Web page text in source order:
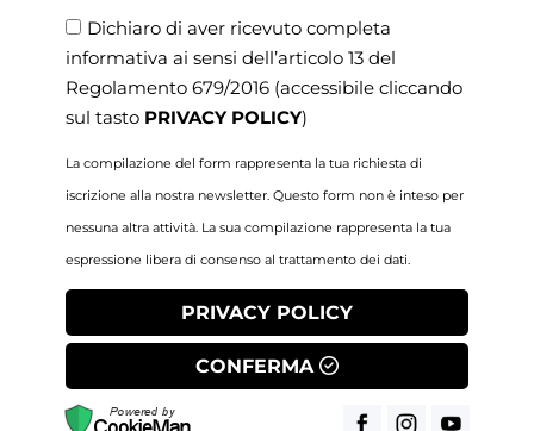
Dichiaro di aver ricevuto completa
informativa ai sensi dell’articolo 13 del
Regolamento 679/2016 (accessibile cliccando
sul tasto PRIVACY POLICY)
La compilazione del form rappresenta la tua richiesta di
iscrizione alla nostra newsletter. Questo form non è inteso per
nessuna altra attività. La sua compilazione rappresenta la tua
espressione libera di consenso al trattamento dei dati.
PRIVACY POLICY
CONFERMA